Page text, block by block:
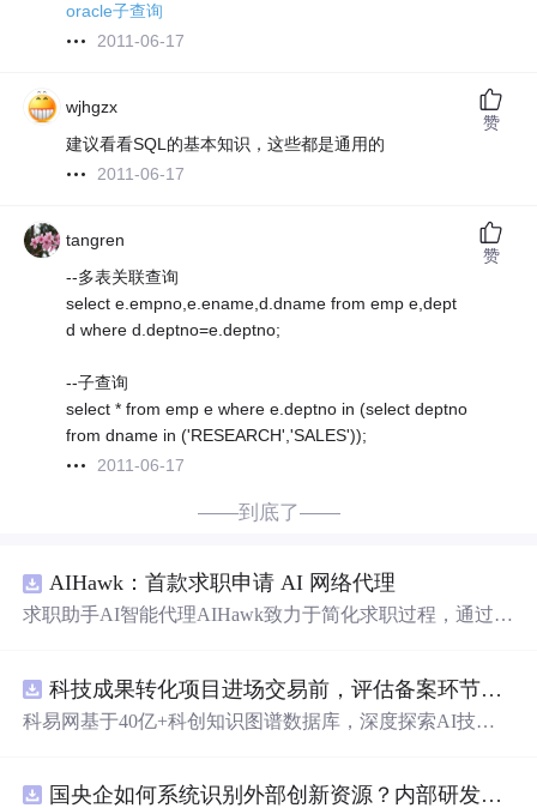
oracle子查询
2011-06-17
wjhgzx
建议看看SQL的基本知识，这些都是通用的
2011-06-17
赞
tangren
--多表关联查询
select e.empno,e.ename,d.dname from emp e,dept
d where d.deptno=e.deptno;
--子查询
select * from emp e where e.deptno in (select deptno
from dname in ('RESEARCH','SALES'));
2011-06-17
赞
——到底了——
AIHawk：首款求职申请 AI 网络代理
求职助手AI智能代理AIHawk致力于简化求职过程，通过自
科技成果转化项目进场交易前，评估备案环节需要准备哪些材料？.docx
科易网基于40亿+科创知识图谱数据库，深度探索AI技术
新领域的AI+数智化解决方案，推动科技创新与产业创新国央企如何系统识别外部创新资源？内部研发体系完善，但对外部高校、